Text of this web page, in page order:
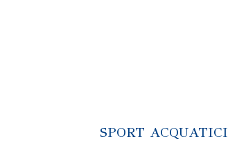
SPORT ACQUATICI